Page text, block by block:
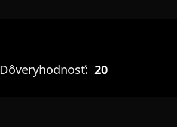
Dôveryhodnosť: 20